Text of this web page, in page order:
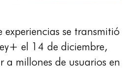
experiencias se transmitió
el 14 de diciembre,
a millones de usuarios en